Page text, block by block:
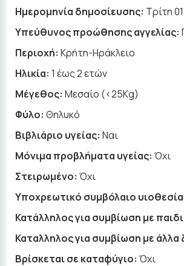
Ημερομηνία δημοσίευσης: Τρίτη
Yπεύθυνος προώθησης αγγελίας:
Περιοχή: Κρήτη-Ηράκλειο
Ηλικία: 1 έως 2 ετών
Μέγεθος: Μεσαίο (<25Kg)
Φύλο: Θηλυκό
Βιβλιάριο υγείας: Ναι
Μόνιμα προβλήματα υγείας: Όχι
Στειρωμένο: Όχι
Υποχρεωτικό συμβόλαιο
Κατάλληλος για συμβίωση με
Καταλληλος για συμβίωση με άλλα
Βρίσκεται σε καταφύγιο: Όχι